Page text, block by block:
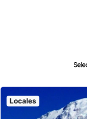
Locales